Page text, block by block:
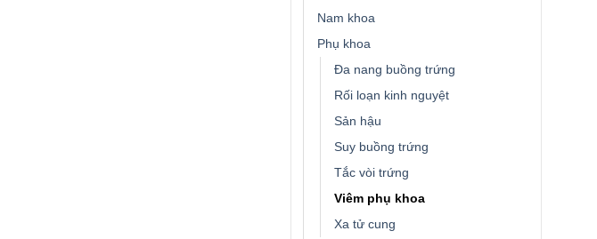
Nam khoa
Phụ khoa
Đa nang buồng trứng
Rối loạn kinh nguyệt
Sản hậu
Suy buồng trứng
Tắc vòi trứng
Viêm phụ khoa
Xa tử cung